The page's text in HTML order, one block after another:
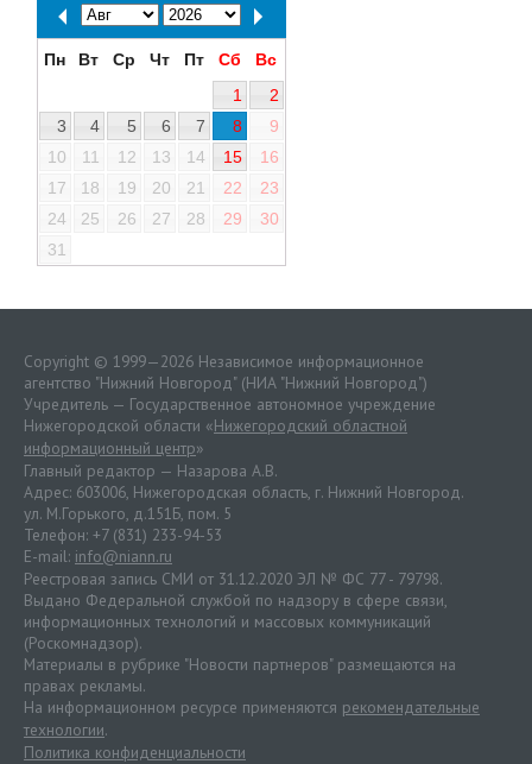
Пн Вт Ср Чт Пт Сб
Вс
1
2
3
4 5 6 7 8
9
10
11 12 13 14 15
16
17
18 19 20 21 22
23
24
25 26 27 28 29
30
31
Copyright © 1999—2026 Независимое информационное
агентство "Нижний Новгород" (НИА "Нижний Новгород")
Учредитель — Государственное автономное учреждение
Нижегородской области «Нижегородский областной
информационный центр»
Главный редактор — Назарова А.В.
Адрес: 603006, Нижегородская область, г. Нижний Новгород.
ул. М.Горького, д.151Б, пом. 5
Телефон: +7 (831) 233-94-53
E-mail: info@niann.ru
Реестровая запись СМИ от 31.12.2020 ЭЛ № ФС 77 - 79798.
Выдано Федеральной службой по надзору в сфере связи,
информационных технологий и массовых коммуникаций
(Роскомнадзор).
Материалы в рубрике "Новости партнеров" размещаются на
правах рекламы.
На информационном ресурсе применяются рекомендательные
технологии.
Политика конфиденциальности